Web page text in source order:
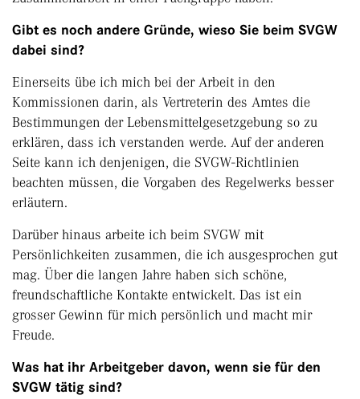
Gibt es noch andere Gründe, wieso Sie beim SVGW
dabei sind?
Einerseits übe ich mich bei der Arbeit in den
Kommissionen darin, als Vertreterin des Amtes die
Bestimmungen der Lebensmittelgesetzgebung so zu
erklären, dass ich verstanden werde. Auf der anderen
Seite kann ich denjenigen, die SVGW-Richtlinien
beachten müssen, die Vorgaben des Regelwerks besser
erläutern.
Darüber hinaus arbeite ich beim SVGW mit
Persönlichkeiten zusammen, die ich ausgesprochen gut
mag. Über die langen Jahre haben sich schöne,
freundschaftliche Kontakte entwickelt. Das ist ein
grosser Gewinn für mich persönlich und macht mir
Freude.
Was hat ihr Arbeitgeber davon, wenn sie für den
SVGW tätig sind?